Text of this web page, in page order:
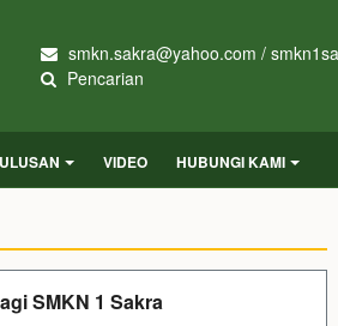
smkn.sakra@yahoo.com /
Pencarian
VIDEO HUBUNGI KAMI
SMKN 1 Sakra